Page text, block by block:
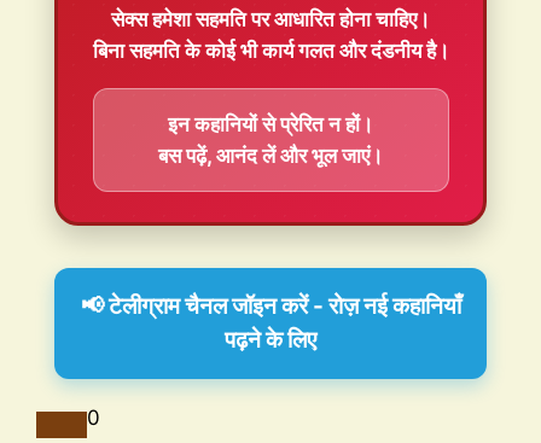
सेक्स हमेशासहमतिपर आधारित होना चाहिए।
बिना सहमति के कोई भी कार्य गलत और दंडनीय है।
इन कहानियों से प्रेरित न हों।
बस पढ़ें, आनंद लें और भूल जाएं।
📢 टेलीग्राम चैनल जॉइन करें - रोज़ नई कहानियाँ
पढ़ने के लिए
0